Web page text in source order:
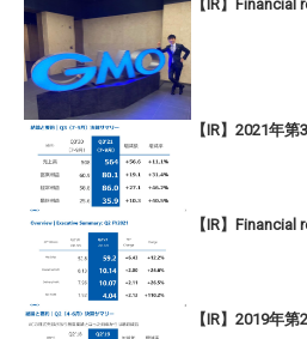
【IR】Financial
【IR】2021年
【IR】Financial
【IR】2019年